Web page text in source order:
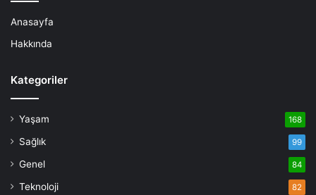
Anasayfa
Hakkında
Kategoriler
Yaşam 168
Sağlık 99
Genel 84
Teknoloji 82